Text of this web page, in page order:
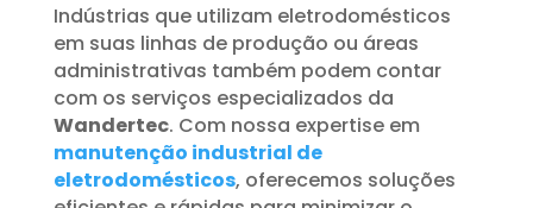
Indústrias que utilizam eletrodomésticos
em suas linhas de produção ou áreas
administrativas também podem contar
com os serviços especializados da
Wandertec. Com nossa expertise em
manutenção industrial de
eletrodomésticos, oferecemos soluções